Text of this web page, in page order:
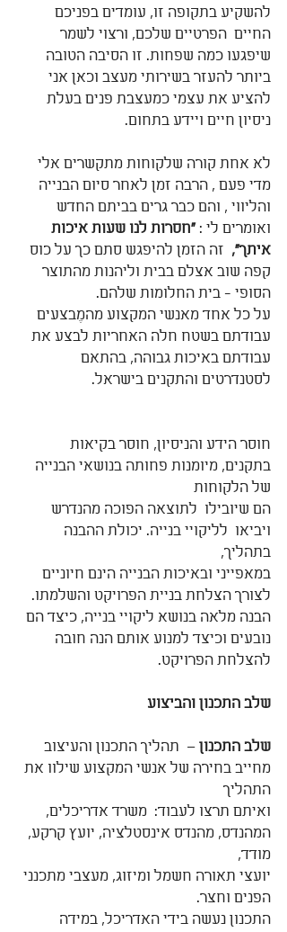
להשקיע בתקופה זו, עומדים בפניכם
החיים  הפרטיים שלכם, ורצוי לשמר
שיפגעו כמה שפחות. זו הסיבה הטובה
ביותר להעזר בשירותי מעצב וכאן אני
להציע את עצמי כמעצבת פנים בעלת
ניסיון חיים ויידע בתחום.
לא אחת קורה שלקוחות מתקשרים אלי
מדי פעם , הרבה זמן לאחר סיום הבנייה
והליווי , והם כבר גרים בביתם החדש
ואומרים לי : "חסרות לנו שעות איכות
איתך", זה הזמן להיפגש סתם כך על כוס
קפה שוב אצלם בבית וליהנות מהתוצר
הסופי - בית החלומות שלהם.
על כל אחד מאנשי המקצוע מהמֶבצעים
עבודתם בשטח חלה האחריות לבצע את
עבודתם באיכות גבוהה, בהתאם
לסטנדרטים והתקנים בישראל.
חוסר הידע והניסיון, חוסר בקיאות
בתקנים, מיומנות פחותה בנושאי הבנייה
של הלקוחות
הם שיובילו  לתוצאה הפוכה מהנדרש
ויביאו  לליקויי בנייה. יכולת ההבנה
בתהליך,
במאפייני ובאיכות הבנייה הינם חיוניים
לצורך הצלחת בניית הפרויקט והשלמתו.
הבנה מלאה בנושא ליקויי בנייה, כיצד הם
נובעים וכיצד למנוע אותם הנה חובה
להצלחת הפרויקט.
שלב התכנון והביצוע
שלב התכנון –  תהליך התכנון והעיצוב
מחייב בחירה של אנשי המקצוע שילוו את
התהליך
ואיתם תרצו לעבוד:  משרד אדריכלים,
המהנדס, מהנדס אינסטלציה, יועץ קרקע,
מודד,
יועצי תאורה חשמל ומיזוג, מעצבי מתכנני
הפנים וחצר.
התכנון נעשה בידי האדריכל, במידה